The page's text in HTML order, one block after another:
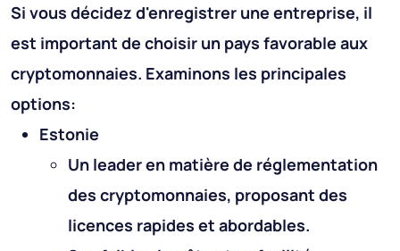
Si vous décidez d'enregistrer une entreprise, il
est important de choisir un pays favorable aux
cryptomonnaies. Examinons les principales
options:
Estonie
Un leader en matière de réglementation
des cryptomonnaies, proposant des
licences rapides et abordables.